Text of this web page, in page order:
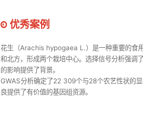
优秀案例
花生（Arachis hypogaea L.）是一种重要的食
和北方，形成两个栽培中心。选择信号分析强调
的影响提供了背景。
GWAS分析确定了22 309个与28个农艺性状的
良提供了有价值的基因组资源。